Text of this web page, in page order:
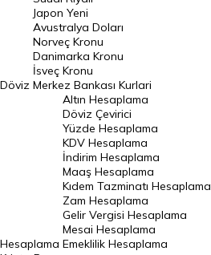
Avustralya Doları
Danimarka Kronu Kuru
Kanada Doları Kuru
Norveç Kronu Kuru
İsveç Kronu Kuru
Japon Yeni Kuru
Serbest Piyasa Döviz Kurları
Merkez Bankası Döviz Kurları
Altın Fiyatları
Döviz
Japon Yeni
Avustralya Doları
Norveç Kronu
Danimarka Kronu
İsveç Kronu
Merkez Bankası Kurlari
Hesaplama
Altın Hesaplama
Döviz Çevirici
Yüzde Hesaplama
KDV Hesaplama
İndirim Hesaplama
Maaş Hesaplama
Kıdem Tazminatı Hesaplama
Zam Hesaplama
Gelir Vergisi Hesaplama
Mesai Hesaplama
Emeklilik Hesaplama